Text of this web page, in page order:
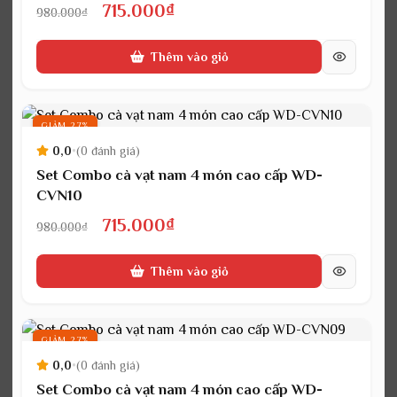
980.000₫
Giá
gốc
715.000₫Giá
hiện
tại
715.000₫.
Thêm vào giỏ
GIẢM 27%
0,0•(0 đánh giá)
Set Combo cà vạt nam 4 món cao cấp WD-
CVN10
980.000₫
Giá
gốc
715.000₫Giá
hiện
tại
715.000₫.
Thêm vào giỏ
GIẢM 27%
0,0•(0 đánh giá)
Set Combo cà vạt nam 4 món cao cấp WD-